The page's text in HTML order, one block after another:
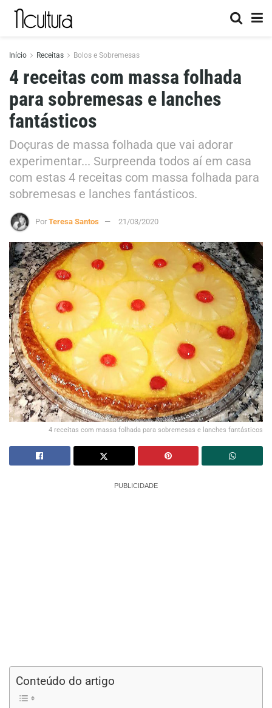
Início Receitas Bolos e Sobremesas
4 receitas com massa folhada
para sobremesas e lanches
fantásticos
Doçuras de massa folhada que vai adorar
experimentar... Surpreenda todos aí em casa
com estas 4 receitas com massa folhada para
sobremesas e lanches fantásticos.
Por Teresa Santos 21/03/2020
4 receitas com massa folhada para sobremesas e lanches fantásticos
PUBLICIDADE
Conteúdo do artigo